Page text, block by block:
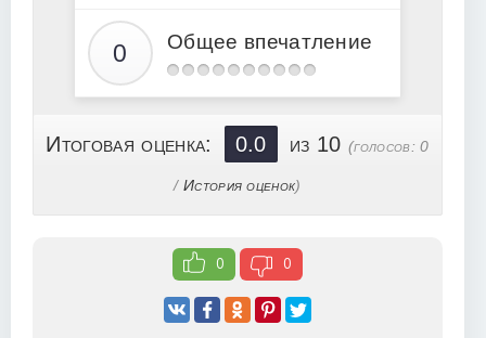
24
Общее впечатление
Итоговая оценка: 0.0 из 10(голосов:0
/ История оценок)
0 0